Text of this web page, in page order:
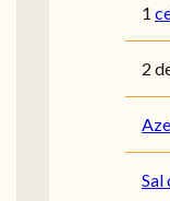
1
2
Sal